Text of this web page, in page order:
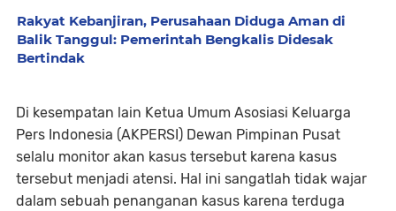
Rakyat Kebanjiran, Perusahaan Diduga Aman di
Balik Tanggul: Pemerintah Bengkalis Didesak
Bertindak
Di kesempatan lain Ketua Umum Asosiasi Keluarga
Pers Indonesia (AKPERSI) Dewan Pimpinan Pusat
selalu monitor akan kasus tersebut karena kasus
tersebut menjadi atensi. Hal ini sangatlah tidak wajar
dalam sebuah penanganan kasus karena terduga